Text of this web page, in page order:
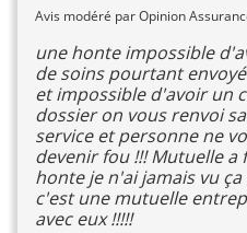
Avis modéré par Opinion
une honte impossible
de soins pourtant
et impossible d'avoir un
dossier on vous renvoi
service et personne ne
devenir fou !!! Mutuelle
honte je n'ai jamais vu
c'est une mutuelle
avec eux !!!!!